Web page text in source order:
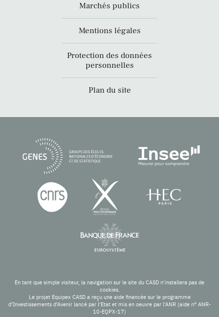
Marchés publics
Mentions légales
Protection des données
personnelles
Plan du site
En tant que simple visiteur, la navigation sur le site du CASD n'installera pas de
cookies.
Le projet Equipex CASD a reçu une aide financée sur le programme
d’Investissements d’Avenir lancé par l’Etat et mis en oeuvre par l’ANR (aide n° ANR-
10-EQPX-17)